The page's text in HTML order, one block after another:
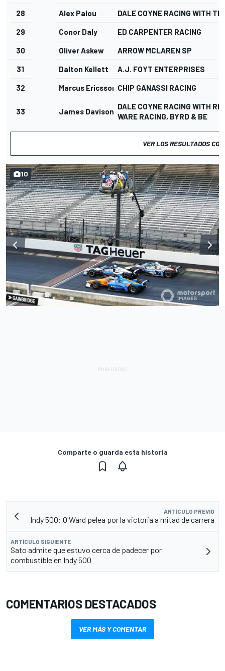
28 Alex Palou DALE COYNE RACING WITH
29 Conor Daly ED CARPENTER RACING
30 Oliver Askew ARROW MCLAREN SP
31 Dalton Kellett A.J. FOYT ENTERPRISES
32 Marcus Ericsson CHIP GANASSI RACING
33 James Davison
DALE COYNE RACING WITH
WARE RACING, BYRD & BE
VER LOS RESULTADOS
10
Comparte o guarda esta historia
ARTÍCULO PREVIO
Indy 500: O'Ward pelea por la victoria a mitad de carrera
ARTÍCULO SIGUIENTE
Sato admite que estuvo cerca de padecer por
combustible en Indy 500
COMENTARIOS DESTACADOS
VER MÁS Y COMENTAR